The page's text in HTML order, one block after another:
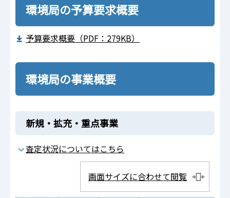
環境局の予算要求概要
予算要求概要（PDF：279KB）
環境局の事業概要
新規・拡充・重点事業
査定状況についてはこちら
画面サイズに合わせて閲覧